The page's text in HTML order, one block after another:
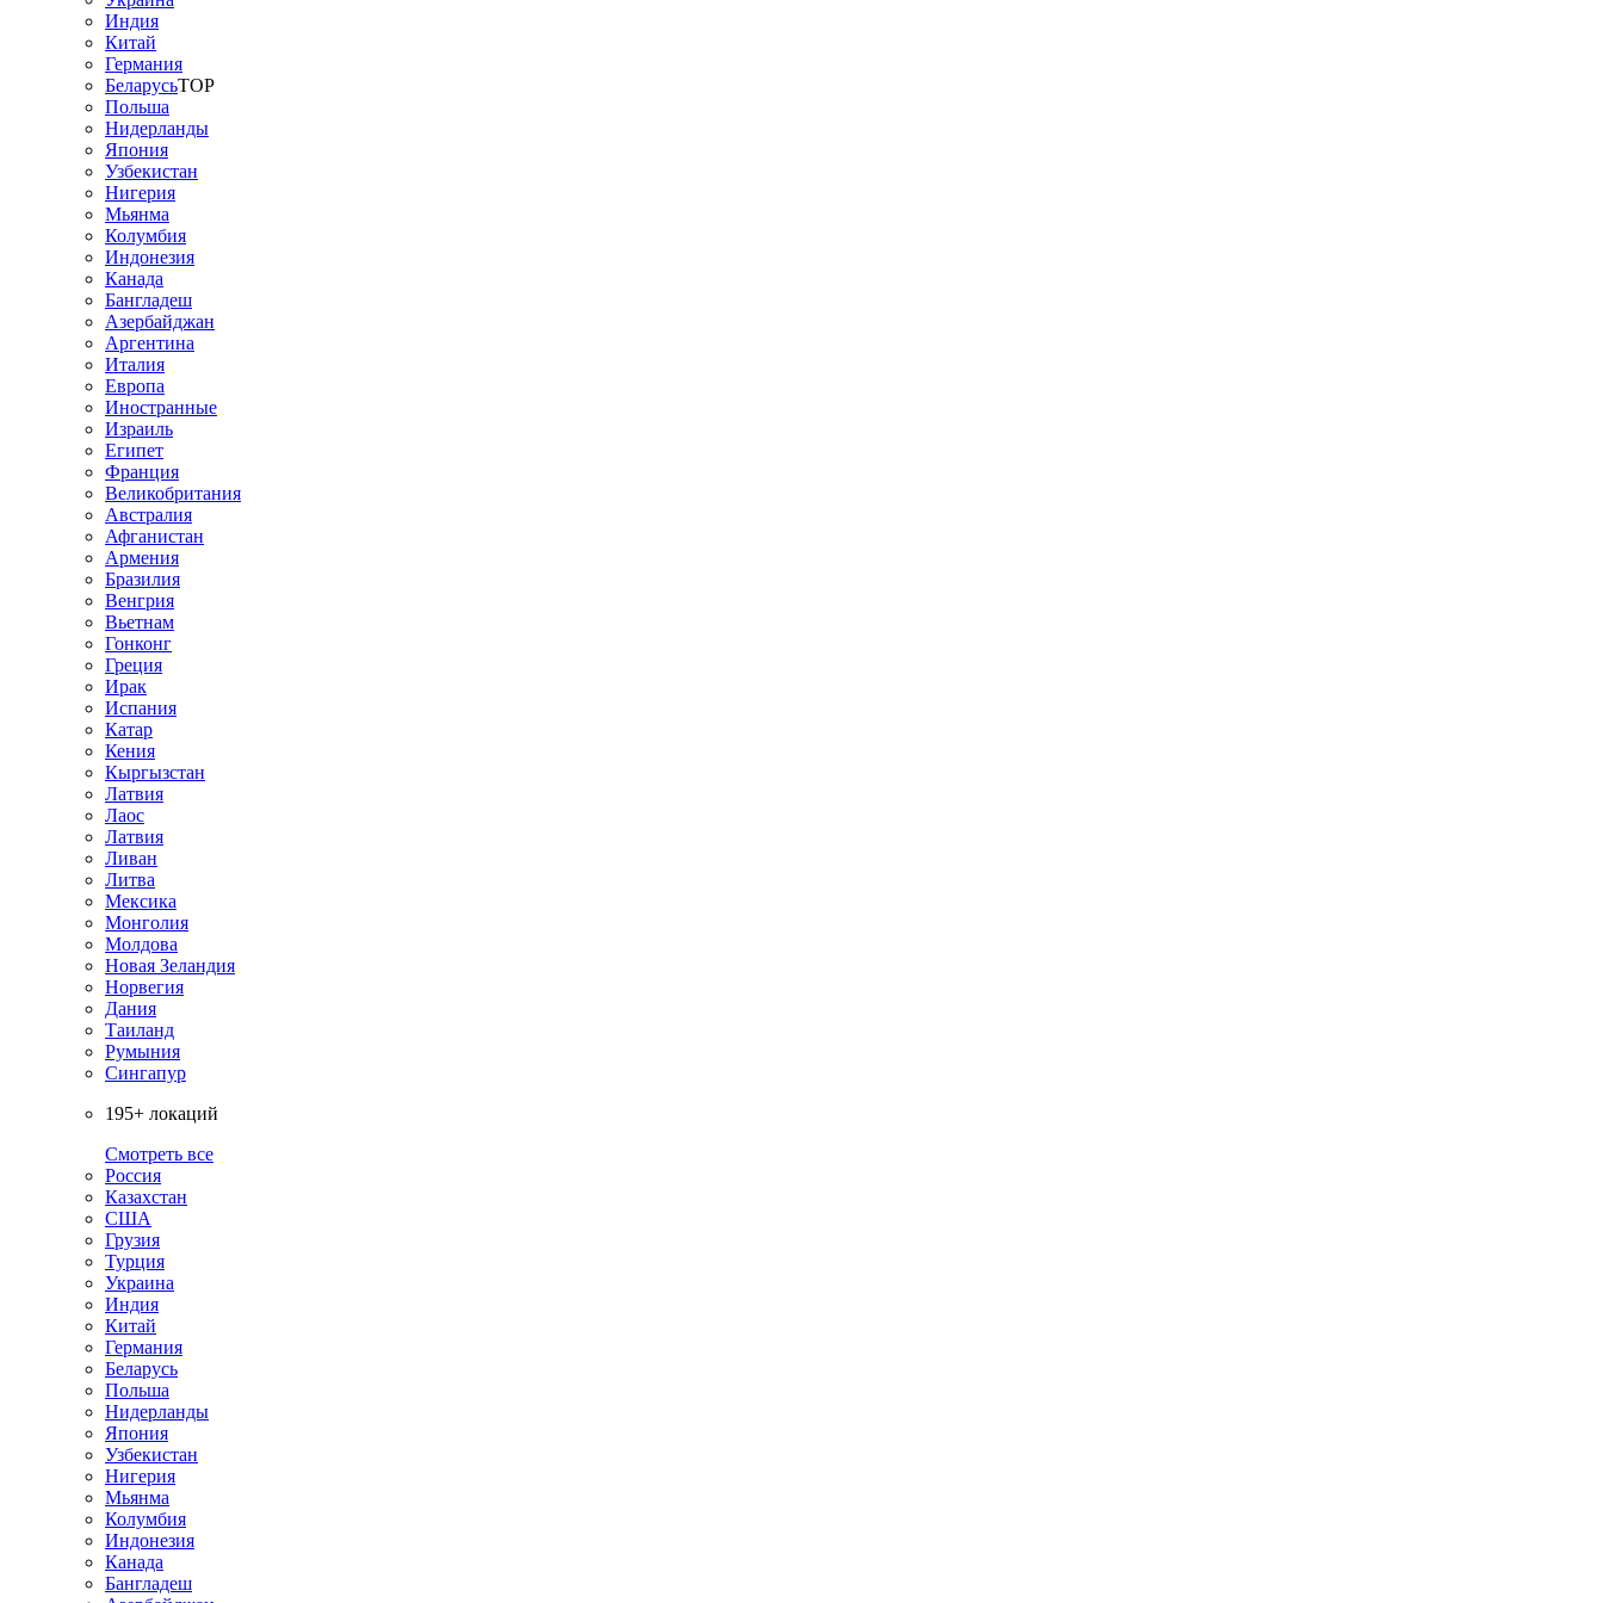
Индия
Китай
Германия
БеларусьTOP
Польша
Нидерланды
Япония
Узбекистан
Нигерия
Мьянма
Колумбия
Индонезия
Канада
Бангладеш
Азербайджан
Аргентина
Италия
Европа
Иностранные
Израиль
Египет
Франция
Великобритания
Австралия
Афганистан
Армения
Бразилия
Венгрия
Вьетнам
Гонконг
Греция
Ирак
Испания
Катар
Кения
Кыргызстан
Латвия
Лаос
Латвия
Ливан
Литва
Мексика
Монголия
Молдова
Новая Зеландия
Норвегия
Дания
Таиланд
Румыния
Сингапур
195+ локаций
Смотреть все
Россия
Казахстан
США
Грузия
Турция
Украина
Индия
Китай
Германия
Беларусь
Польша
Нидерланды
Япония
Узбекистан
Нигерия
Мьянма
Колумбия
Индонезия
Канада
Бангладеш